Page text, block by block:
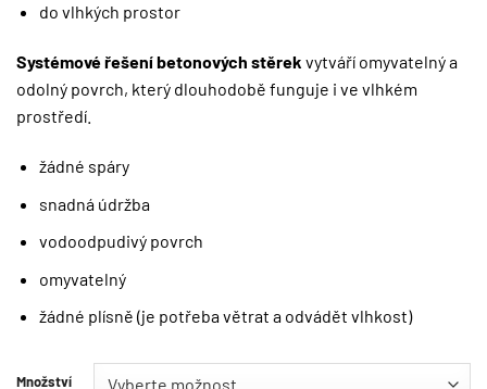
do vlhkých prostor
Systémové řešení betonových stěrek vytváří omyvatelný a
odolný povrch, který dlouhodobě funguje i ve vlhkém
prostředí.
žádné spáry
snadná údržba
vodoodpudivý povrch
omyvatelný
žádné plísně (je potřeba větrat a odvádět vlhkost)
Množství